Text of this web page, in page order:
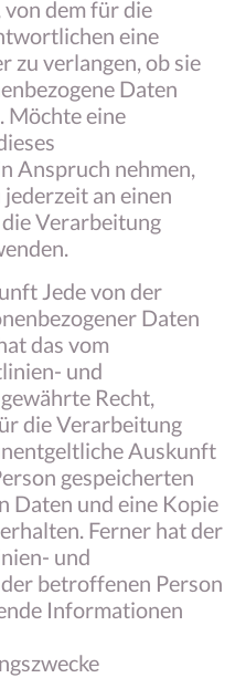
dem für die
eine
zu verlangen, ob sie
Daten
Möchte eine
Anspruch nehmen,
an einen
Verarbeitung
Jede von der
Daten
das vom
und
Recht,
die Verarbeitung
Auskunft
gespeicherten
Daten und eine Kopie
Ferner hat der
und
betroffenen Person
Informationen